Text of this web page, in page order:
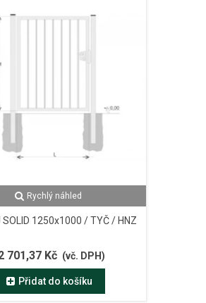
Rychlý náhled
SOLID 1250x1000 / TYČ / HNZ
701,37 Kč (vč. DPH)
Přidat do košíku